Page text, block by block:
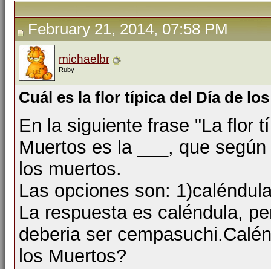
February 21, 2014, 07:58 PM
michaelbr
Ruby
Cuál es la flor típica del Día de
En la siguiente frase "La flor
Muertos es la ___, que
los muertos.
Las opciones son:
La respuesta es caléndula,
deberia ser
los Muertos?